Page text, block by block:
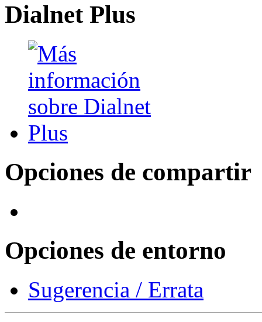
Dialnet Plus
Opciones de compartir
Opciones de entorno
Sugerencia / Errata